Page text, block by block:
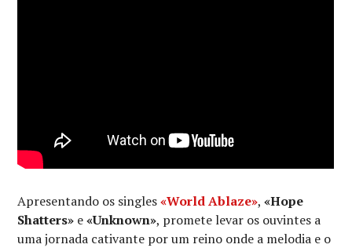
Apresentando os singles«World Ablaze»,«Hope
Shatters» e«Unknown», promete levar os ouvintes a
uma jornada cativante por um reino onde a melodia e o